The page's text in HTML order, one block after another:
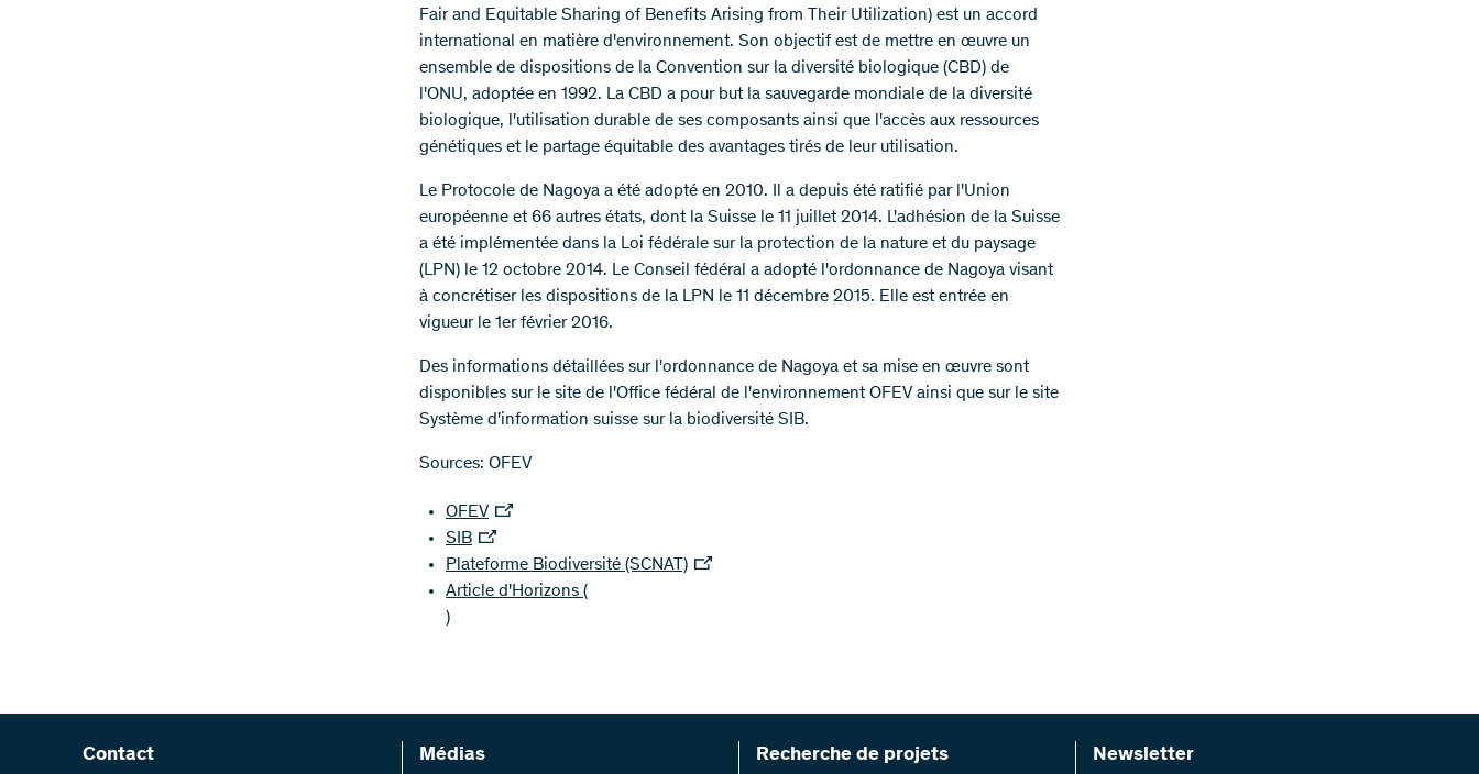
Fair and Equitable Sharing of Benefits Arising from Their Utilization) est un accord
international en matière d'environnement. Son objectif est de mettre en œuvre un
ensemble de dispositions de la Convention sur la diversité biologique (CBD) de
l'ONU, adoptée en 1992. La CBD a pour but la sauvegarde mondiale de la diversité
biologique, l'utilisation durable de ses composants ainsi que l'accès aux ressources
génétiques et le partage équitable des avantages tirés de leur utilisation.
Le Protocole de Nagoya a été adopté en 2010. Il a depuis été ratifié par l'Union
européenne et 66 autres états, dont la Suisse le 11 juillet 2014. L'adhésion de la Suisse
a été implémentée dans la Loi fédérale sur la protection de la nature et du paysage
(LPN) le 12 octobre 2014. Le Conseil fédéral a adopté l'ordonnance de Nagoya visant
à concrétiser les dispositions de la LPN le 11 décembre 2015. Elle est entrée en
vigueur le 1er février 2016.
Des informations détaillées sur l'ordonnance de Nagoya et sa mise en œuvre sont
disponibles sur le site de l'Office fédéral de l'environnement OFEV ainsi que sur le site
Système d'information suisse sur la biodiversité SIB.
Sources: OFEV
OFEV
SIB
Plateforme Biodiversité (SCNAT)
Article d'Horizons (
)
Contact Médias Recherche de projets Newsletter